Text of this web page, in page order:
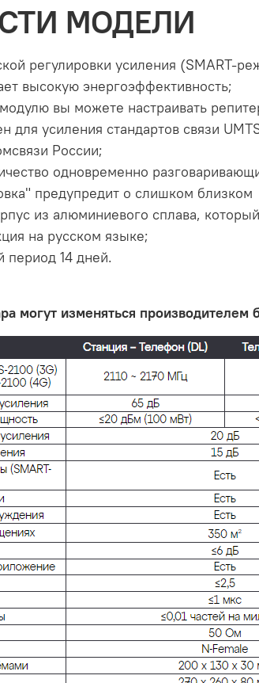
МОДЕЛИ
регулировки усиления (SMART-
высокую энергоэффективность;
вы можете настраивать
для усиления стандартов связи
России;
одновременно
предупредит о слишком близком
из алюминиевого сплава,
на русском языке;
период 14 дней.
могут изменяться